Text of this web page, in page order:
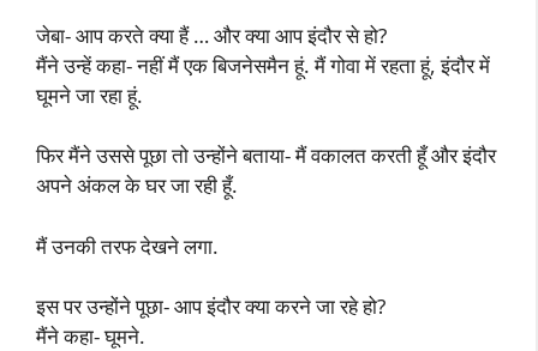
जेबा- आप करते क्या हैं … और क्या आप इंदौर से हो?
मैंने उन्हें कहा- नहीं मैं एक बिजनेसमैन हूं. मैं गोवा में रहता हूं, इंदौर में
घूमने जा रहा हूं.
फिर मैंने उससे पूछा तो उन्होंने बताया- मैं वकालत करती हूँ और इंदौर
अपने अंकल के घर जा रही हूँ.
मैं उनकी तरफ देखने लगा.
इस पर उन्होंने पूछा- आप इंदौर क्या करने जा रहे हो?
मैंने कहा- घूमने.